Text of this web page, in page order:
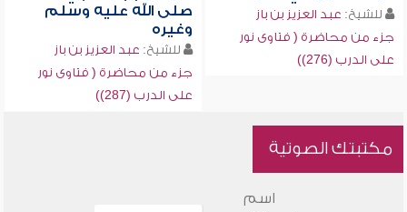
للشيخ: عبد العزيز بن باز
جزء من محاضرة ( فتاوى نور
على الدرب (276))
صلى الله عليه وسلم
وغيره
للشيخ: عبد العزيز بن باز
جزء من محاضرة ( فتاوى نور
على الدرب (287))
مكتبتك الصوتية
اسم